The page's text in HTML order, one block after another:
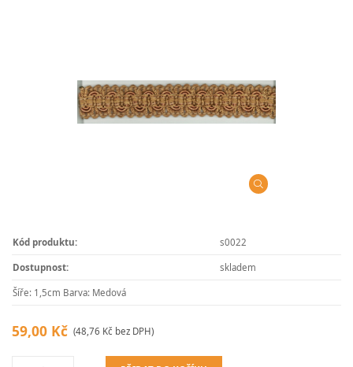
Kód produktu: s0022
Dostupnost: skladem
Šíře: 1,5cm Barva: Medová
59,00 Kč (48,76 Kč bez DPH)